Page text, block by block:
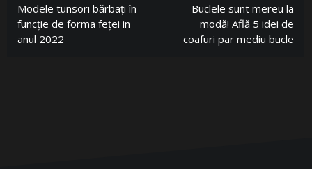
Modele tunsori bărbați în
funcție de forma feței in
anul 2022
Buclele sunt mereu la
modă! Află 5 idei de
coafuri par mediu bucle